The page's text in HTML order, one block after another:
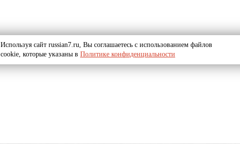
Используя сайт russian7.ru, Вы соглашаетесь с использованием файлов
cookie, которые указаны в Политике конфиденциальности